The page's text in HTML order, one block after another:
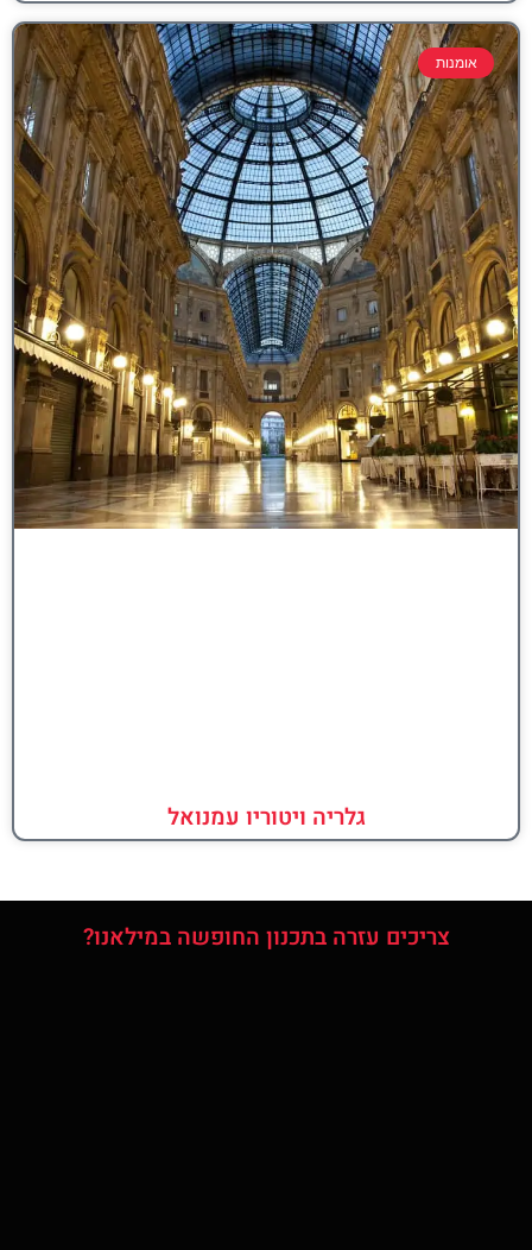
אומנות
גלריה ויטוריו עמנואל
צריכים עזרה בתכנון החופשה במילאנו?